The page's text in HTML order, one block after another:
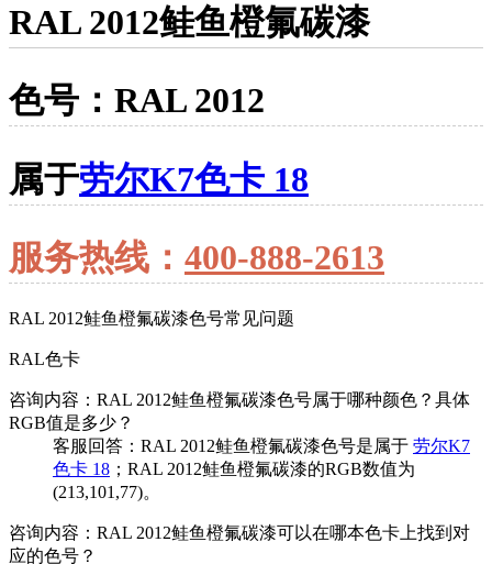
RAL 2012鲑鱼橙氟碳漆
色号：RAL 2012
属于劳尔K7色卡 18
服务热线： 400-888-2613
RAL 2012鲑鱼橙氟碳漆色号常见问题
RAL色卡
咨询内容：RAL 2012鲑鱼橙氟碳漆色号属于哪种颜色？具体
RGB值是多少？
客服回答：RAL 2012鲑鱼橙氟碳漆色号是属于 劳尔K7
色卡 18 ；RAL 2012鲑鱼橙氟碳漆的RGB数值为
(213,101,77)。
咨询内容：RAL 2012鲑鱼橙氟碳漆可以在哪本色卡上找到对
应的色号？